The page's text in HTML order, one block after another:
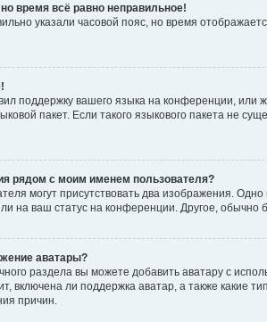
время всё равно неправильное!
указали часовой пояс, но время
поддержку вашего языка на конференции,
пакет. Если такого языкового пакета не
рядом с моим именем пользователя?
могут присутствовать два изображения.
на ваш статус на конференции. Другое, обычно
аватары?
раздела вы можете добавить аватару с
включена ли поддержка аватар, а также какие
причин.